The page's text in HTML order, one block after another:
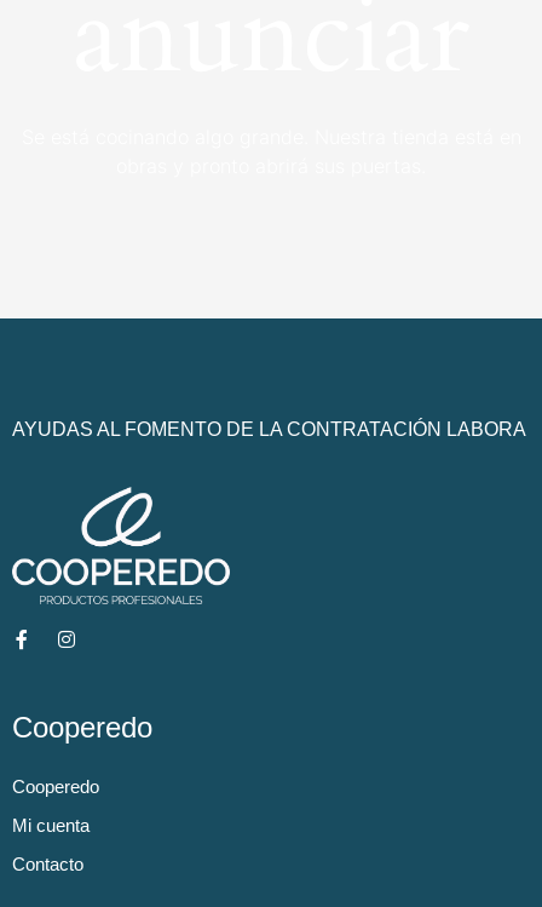
AYUDAS AL FOMENTO DE LA CONTRATACIÓN LABORA
Cooperedo
Cooperedo
Mi cuenta
Contacto